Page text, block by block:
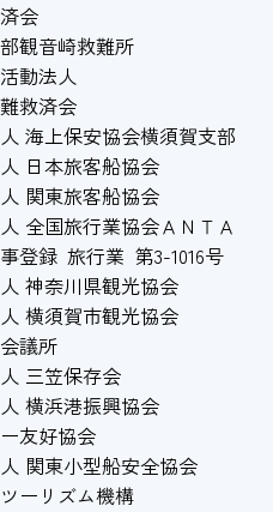
会
観音崎救難所
動法人
救済会
海上保安協会横須賀支部
日本旅客船協会
関東旅客船協会
全国旅行業協会ＡＮＴＡ
登録 旅行業 第3-1016号
神奈川県観光協会
横須賀市観光協会
議所
三笠保存会
横浜港振興協会
友好協会
関東小型船安全協会
ーリズム機構